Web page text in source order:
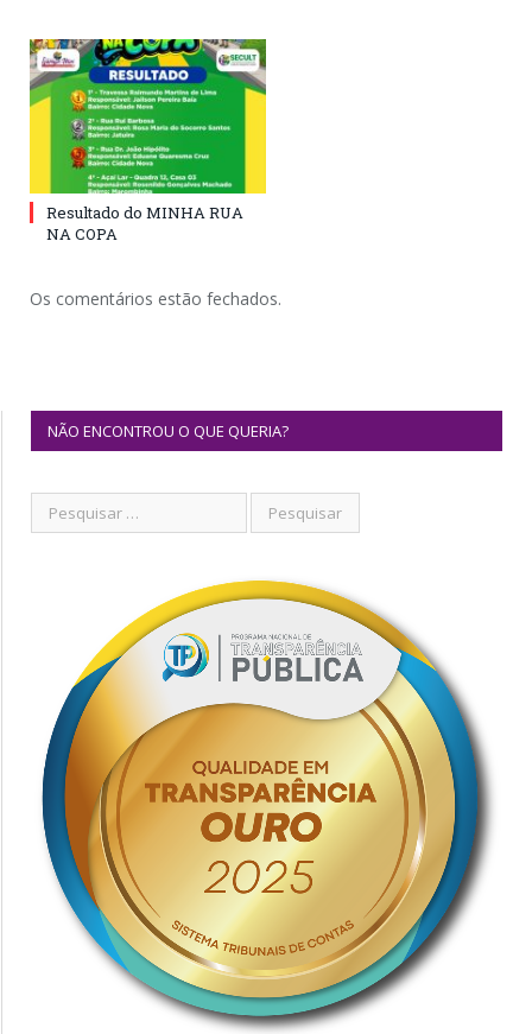
Resultado do MINHA RUA
NA COPA
Os comentários estão fechados.
NÃO ENCONTROU O QUE QUERIA?